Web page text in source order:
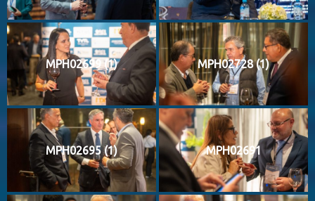
MPH02699 (1) MPH02728 (1)
MPH02695 (1) MPH02691